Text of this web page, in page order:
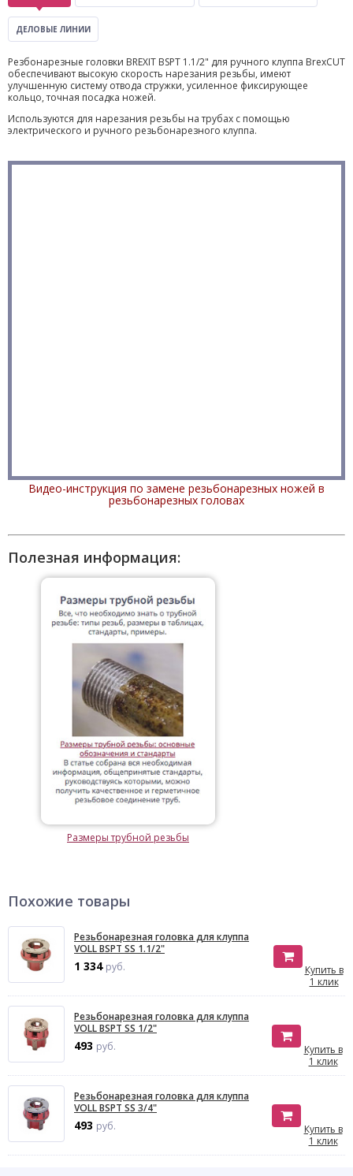
ДЕЛОВЫЕ ЛИНИИ
Резбонарезные головки BREXIT BSPT 1.1/2" для ручного клуппа BrexCUT
обеспечивают высокую скорость нарезания резьбы, имеют
улучшенную систему отвода стружки, усиленное фиксирующее
кольцо, точная посадка ножей.
Используются для нарезания резьбы на трубах с помощью
электрического и ручного резьбонарезного клуппа.
Видео-инструкция по замене резьбонарезных ножей в
резьбонарезных головах
Полезная информация:
Размеры трубной резьбы
Похожие товары
Резьбонарезная головка для клуппа
VOLL BSPT SS 1.1/2"
1 334 руб.
Купить в
1 клик
Резьбонарезная головка для клуппа
VOLL BSPT SS 1/2"
493 руб.
Купить в
1 клик
Резьбонарезная головка для клуппа
VOLL BSPT SS 3/4"
493 руб.
Купить в
1 клик